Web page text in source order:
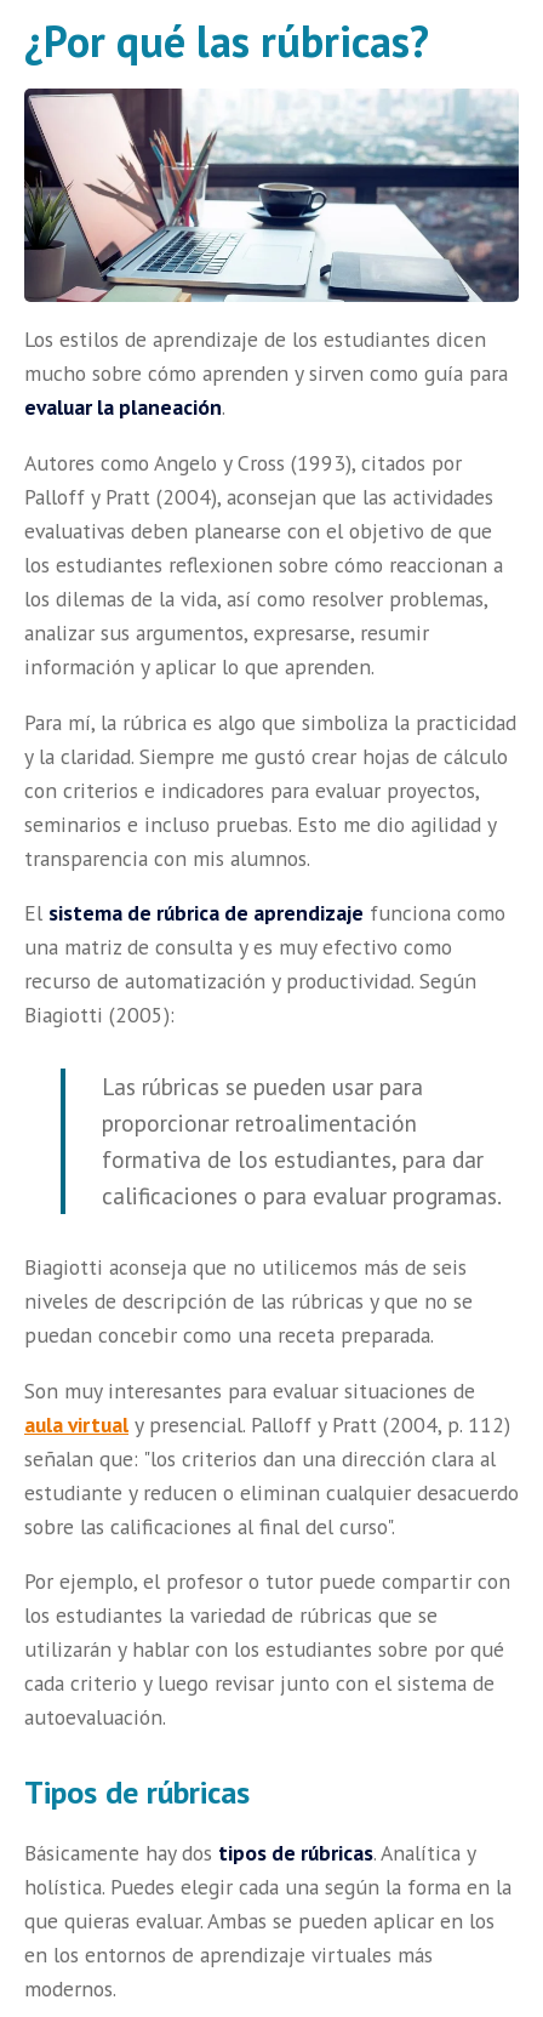
¿Por qué las rúbricas?
Los estilos de aprendizaje de los estudiantes dicen
mucho sobre cómo aprenden y sirven como guía para
evaluar la planeación.
Autores como Angelo y Cross (1993), citados por
Palloff y Pratt (2004), aconsejan que las actividades
evaluativas deben planearse con el objetivo de que
los estudiantes reflexionen sobre cómo reaccionan a
los dilemas de la vida, así como resolver problemas,
analizar sus argumentos, expresarse, resumir
información y aplicar lo que aprenden.
Para mí, la rúbrica es algo que simboliza la practicidad
y la claridad. Siempre me gustó crear hojas de cálculo
con criterios e indicadores para evaluar proyectos,
seminarios e incluso pruebas. Esto me dio agilidad y
transparencia con mis alumnos.
El sistema de rúbrica de aprendizaje funciona como
una matriz de consulta y es muy efectivo como
recurso de automatización y productividad. Según
Biagiotti (2005):
Las rúbricas se pueden usar para
proporcionar retroalimentación
formativa de los estudiantes, para dar
calificaciones o para evaluar programas.
Biagiotti aconseja que no utilicemos más de seis
niveles de descripción de las rúbricas y que no se
puedan concebir como una receta preparada.
Son muy interesantes para evaluar situaciones de
aula virtual y presencial. Palloff y Pratt (2004, p. 112)
señalan que: "los criterios dan una dirección clara al
estudiante y reducen o eliminan cualquier desacuerdo
sobre las calificaciones al final del curso".
Por ejemplo, el profesor o tutor puede compartir con
los estudiantes la variedad de rúbricas que se
utilizarán y hablar con los estudiantes sobre por qué
cada criterio y luego revisar junto con el sistema de
autoevaluación.
Tipos de rúbricas
Básicamente hay dos tipos de rúbricas. Analítica y
holística. Puedes elegir cada una según la forma en la
que quieras evaluar. Ambas se pueden aplicar en los
en los entornos de aprendizaje virtuales más
modernos.